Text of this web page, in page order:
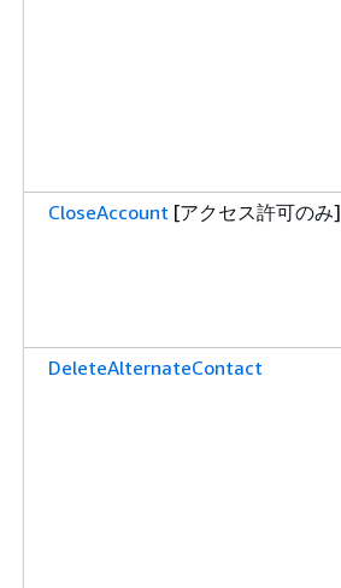
CloseAccount [アクセス許可のみ]
DeleteAlternateContact